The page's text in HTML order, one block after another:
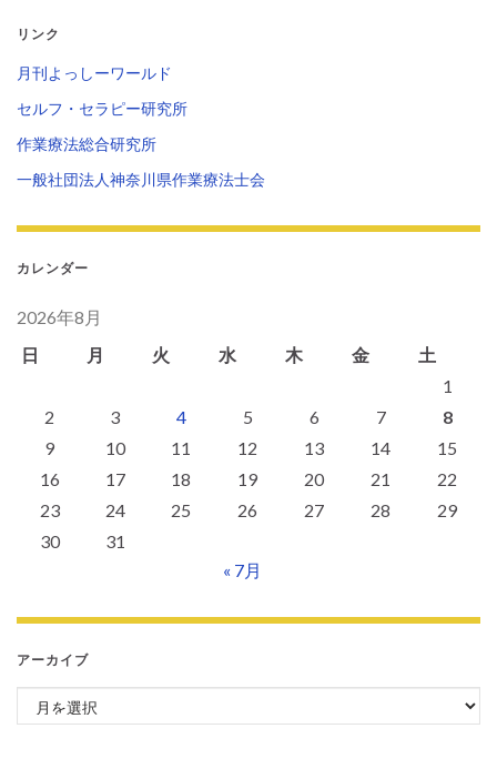
リンク
月刊よっしーワールド
セルフ・セラピー研究所
作業療法総合研究所
一般社団法人神奈川県作業療法士会
カレンダー
2026年8月
日
月 火 水 木 金
土
1
2
3 4 5 6 7
8
9
10 11 12 13 14
15
16
17 18 19 20 21
22
23
24 25 26 27 28
29
30
31
« 7月
アーカイブ
アーカイブ